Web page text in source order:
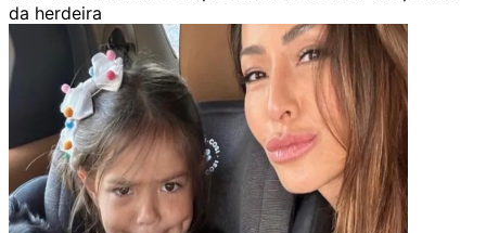
da herdeira